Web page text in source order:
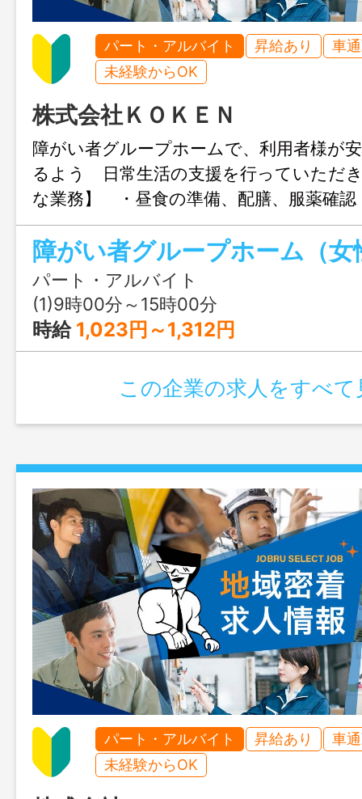
パート・アルバイト 昇給あり
車
未経験からOK
株式会社ＫＯＫＥＮ
障がい者グループホームで、利用者様が
るよう 日常生活の支援を行っていた
な業務】 ・昼食の準備、配膳、服薬確
の見守り、声掛け、コミュニケーション
昼食購入の同行・支援 ・居室や共用ス
理整頓（シーツ交換など） ・利用者様
務日誌、支援記録の入力 【業務の変更
生活支援員
パート・アルバイト
(1)9時00分～15時00分
時給 1,023円～1,312円
この企業の求人をすべて
パート・アルバイト 昇給あり
車
未経験からOK